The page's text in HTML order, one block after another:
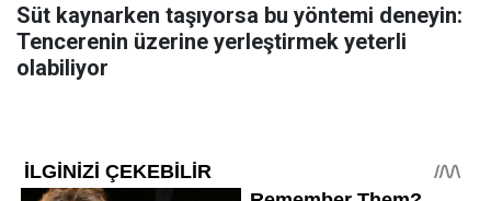
Süt kaynarken taşıyorsa bu yöntemi deneyin:
Tencerenin üzerine yerleştirmek yeterli
olabiliyor